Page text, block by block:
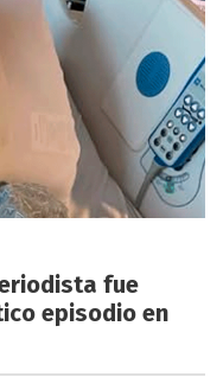
fue
episodio en